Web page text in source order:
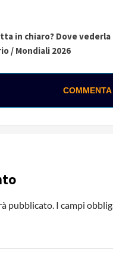
in chiaro? Dove vederla
/ Mondiali 2026
pubblicato. I campi